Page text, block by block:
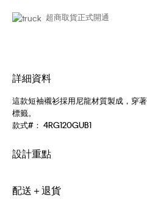
超商取貨正式開通
詳細資料
這款短袖襯衫採用尼龍材質製成，穿
標籤。
款式#： 4RG120GUB1
設計重點
配送＋退貨